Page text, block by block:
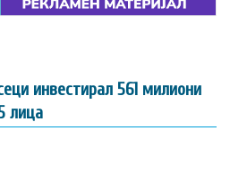
инвестирал 561 милиони
лица